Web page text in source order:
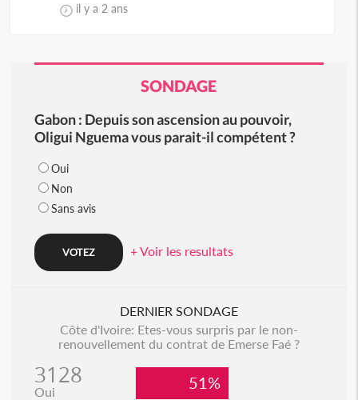
il y a 2 ans
SONDAGE
Gabon : Depuis son ascension au pouvoir,
Oligui Nguema vous parait-il compétent ?
Oui
Non
Sans avis
+ Voir les resultats
DERNIER SONDAGE
Côte d'Ivoire: Etes-vous surpris par le non-
renouvellement du contrat de Emerse Faé ?
3128
Oui 51%